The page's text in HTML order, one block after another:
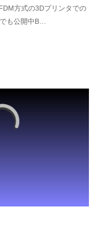
方式の3Dプリンタでの
も公開中B…